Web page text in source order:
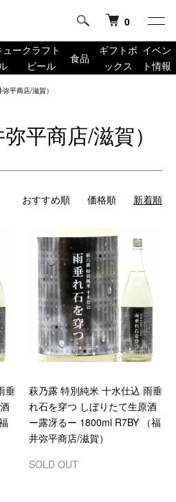
0
ュークラフト
ビール
食品
ギフトボ
ックス
イベン
ト情報
平商店/滋賀）
平商店/滋賀）
おすすめ順 価格順 新着順
垂
萩乃露 特別純米 十水仕込 雨垂
れ石を穿つ しぼりたて生原酒
ー露冴るー 1800ml R7BY （福
井弥平商店/滋賀）
SOLD OUT